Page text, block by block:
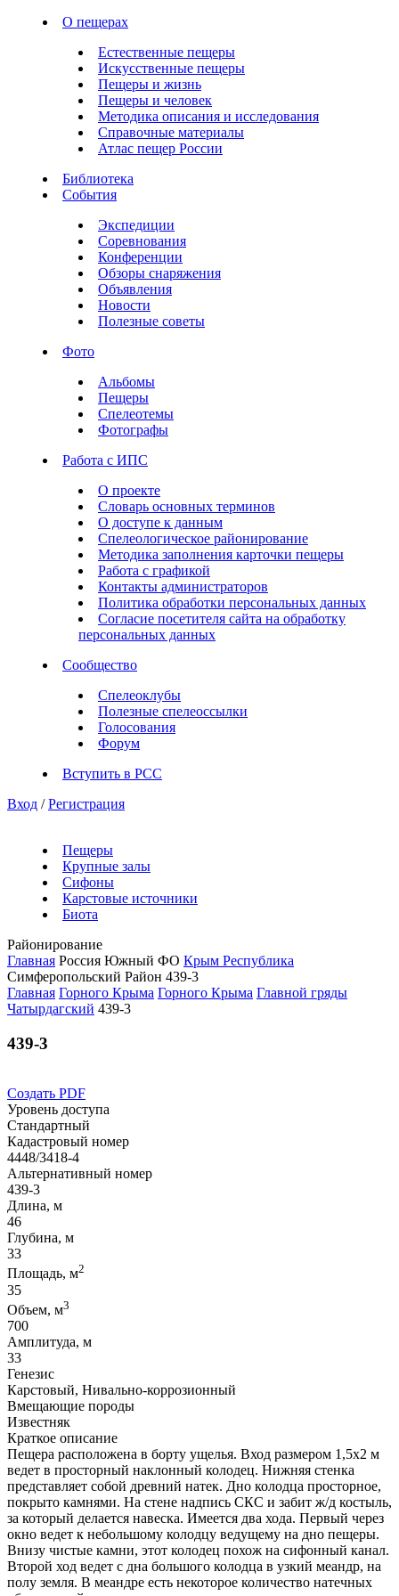
О пещерах
Естественные пещеры
Искусственные пещеры
Пещеры и жизнь
Пещеры и человек
Методика описания и исследования
Справочные материалы
Атлас пещер России
Библиотека
События
Экспедиции
Соревнования
Конференции
Обзоры снаряжения
Объявления
Новости
Полезные советы
Фото
Альбомы
Пещеры
Спелеотемы
Фотографы
Работа с ИПС
О проекте
Словарь основных терминов
О доступе к данным
Спелеологическое районирование
Методика заполнения карточки пещеры
Работа с графикой
Контакты администраторов
Политика обработки персональных данных
Согласие посетителя сайта на обработку
персональных данных
Сообщество
Спелеоклубы
Полезные спелеоссылки
Голосования
Форум
Вступить в РСС
Вход / Регистрация
Пещеры
Крупные залы
Сифоны
Карстовые источники
Биота
Районирование
Главная Россия Южный ФО Крым Республика
Симферопольский Район 439-3
Главная Горного Крыма Горного Крыма Главной гряды
Чатырдагский 439-3
439-3
Создать PDF
Уровень доступа
Стандартный
Кадастровый номер
4448/3418-4
Альтернативный номер
439-3
Длина, м
46
Глубина, м
33
Площадь, м2
35
Объем, м3
700
Амплитуда, м
33
Генезис
Карстовый, Нивально-коррозионный
Вмещающие породы
Известняк
Краткое описание
Пещера расположена в борту ущелья. Вход размером 1,5х2 м
ведет в просторный наклонный колодец. Нижняя стенка
представляет собой древний натек. Дно колодца просторное,
покрыто камнями. На стене надпись СКС и забит ж/д костыль,
за который делается навеска. Имеется два хода. Первый через
окно ведет к небольшому колодцу ведущему на дно пещеры.
Внизу чистые камни, этот колодец похож на сифонный канал.
Второй ход ведет с дна большого колодца в узкий меандр, на
полу земля. В меандре есть некоторое количество натечных